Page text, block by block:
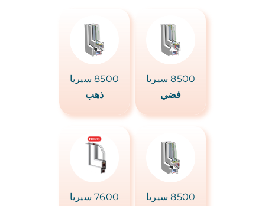
8500 سيريا
فضي
8500 سيريا
ذهب
8500 سيريا
7600 سيريا